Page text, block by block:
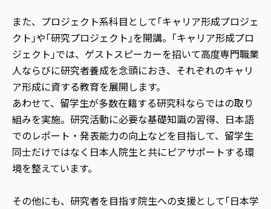
また、プロジェクト系科目として｢キャリア形成プロジェ
クト｣や｢研究プロジェクト｣を開講。｢キャリア形成プロ
ジェクト｣では、ゲストスピーカーを招いて高度専門職業
人ならびに研究者養成を念頭におき、それぞれのキャリ
ア形成に資する教育を展開します。
あわせて、留学生が多数在籍する研究科ならではの取り
組みを実施。研究活動に必要な基礎知識の習得、日本語
でのレポート・発表能力の向上などを目指して、留学生
同士だけではなく日本人院生と共にピアサポートする環
境を整えています。
その他にも、研究者を目指す院生への支援として｢日本学